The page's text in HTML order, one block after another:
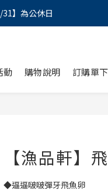
】為公休日
】為公休日
】為公休日
動 購物說明 訂購單
【漁品軒】
◆逼逼啵啵彈牙飛魚卵